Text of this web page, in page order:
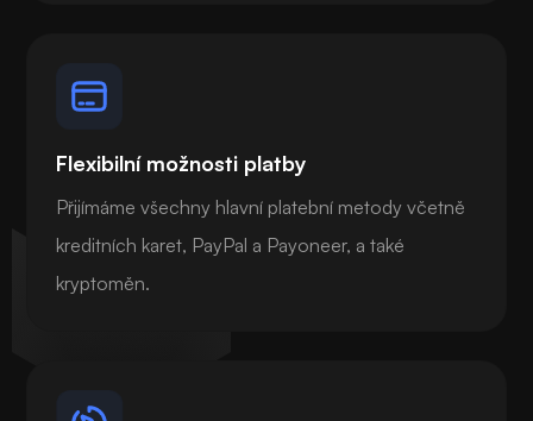
Flexibilní možnosti platby
Přijímáme všechny hlavní platební metody včetně
kreditních karet, PayPal a Payoneer, a také
kryptoměn.